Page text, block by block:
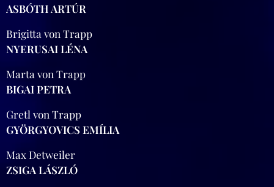
ASBÓTH ARTÚR
Brigitta von Trapp
NYERUSAI LÉNA
Marta von Trapp
BIGAI PETRA
Gretl von Trapp
GYÖRGYOVICS EMÍLIA
Max Detweiler
ZSIGA LÁSZLÓ